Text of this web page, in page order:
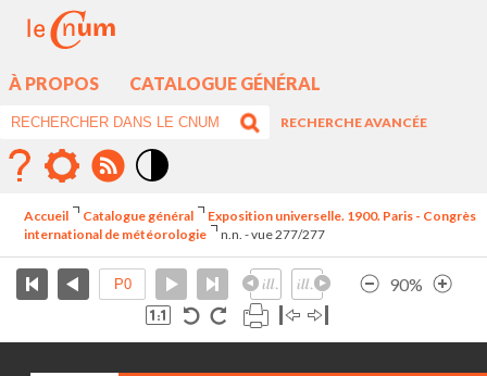
À PROPOS CATALOGUE GÉNÉRAL
RECHERCHE AVANCÉE
élévé
Accueil Catalogue général
Exposition universelle. 1900. Paris - Congrès
international de météorologie
n.n. - vue 277/277
90%